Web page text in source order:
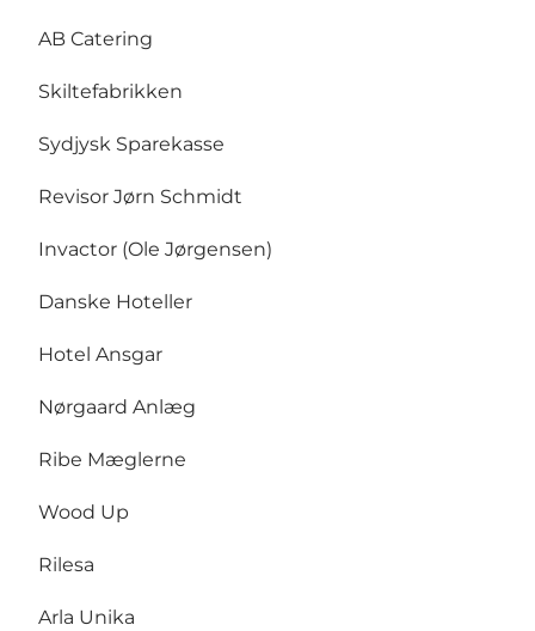
AB Catering
Skiltefabrikken
Sydjysk Sparekasse
Revisor Jørn Schmidt
Invactor (Ole Jørgensen)
Danske Hoteller
Hotel Ansgar
Nørgaard Anlæg
Ribe Mæglerne
Wood Up
Rilesa
Arla Unika